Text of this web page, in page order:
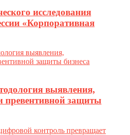
исследования
«Корпоративная
выявления,
превентивной защиты